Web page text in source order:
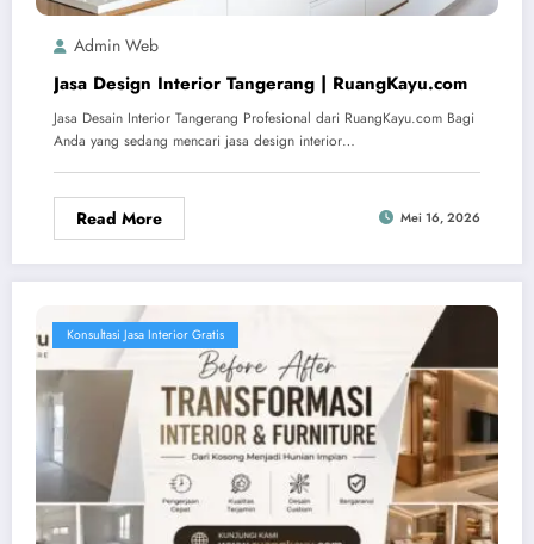
Admin Web
Jasa Design Interior Tangerang | RuangKayu.com
Jasa Desain Interior Tangerang Profesional dari RuangKayu.com Bagi
Anda yang sedang mencari jasa design interior…
Read More Mei 16, 2026
Konsultasi Jasa Interior Gratis